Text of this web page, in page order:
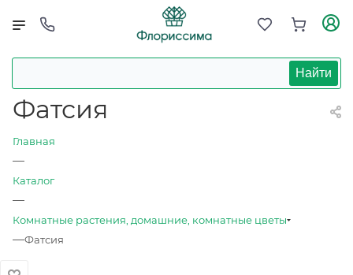
Найти
Фатсия
Главная
—
Каталог
—
Комнатные растения, домашние, комнатные цветы
—Фатсия